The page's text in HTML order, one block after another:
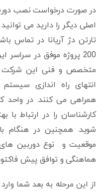
در صورت درخواست نصب
اصلی دیگر را دارید می
تارتن دژ آریانا در تماس
200 پروژه موفق در
متخصص و فنی این شرکت
انتهای راه اندازی
همراهی می کنند. در واحد
کارشناسان را در ارتباط با
شوید. همچنین در هنگام
موقعیت و نوع دوربین
هماهنگی و توافق پیش
از این مرحله به بعد شما